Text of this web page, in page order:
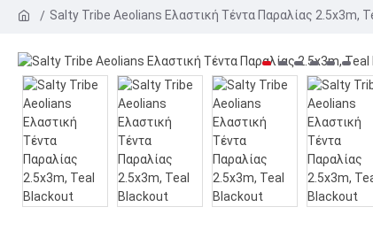
Salty Tribe Aeolians Ελαστική Τέντα Παραλίας 2.5x3m,